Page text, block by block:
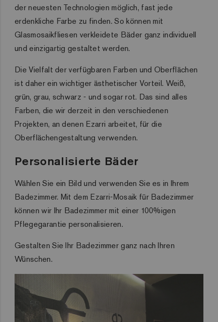
der neuesten Technologien möglich, fast jede
erdenkliche Farbe zu finden. So können mit
Glasmosaikfliesen verkleidete Bäder ganz individuell
und einzigartig gestaltet werden.
Die Vielfalt der verfügbaren Farben und Oberflächen
ist daher ein wichtiger ästhetischer Vorteil. Weiß,
grün, grau, schwarz - und sogar rot. Das sind alles
Farben, die wir derzeit in den verschiedenen
Projekten, an denen Ezarri arbeitet, für die
Oberflächengestaltung verwenden.
Personalisierte Bäder
Wählen Sie ein Bild und verwenden Sie es in Ihrem
Badezimmer. Mit dem Ezarri-Mosaik für Badezimmer
können wir Ihr Badezimmer mit einer 100%igen
Pflegegarantie personalisieren.
Gestalten Sie Ihr Badezimmer ganz nach Ihren
Wünschen.